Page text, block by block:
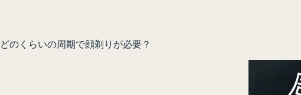
どのくらいの周期で顔剃りが必要？